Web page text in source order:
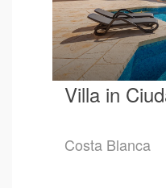
Villa in
Costa Blanca